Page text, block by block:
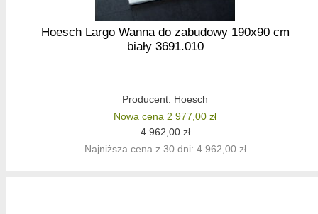
Hoesch Largo Wanna do zabudowy 190x90 cm
biały 3691.010
Producent: Hoesch
Nowa cena 2 977,00 zł
4 962,00 zł
Najniższa cena z 30 dni: 4 962,00 zł